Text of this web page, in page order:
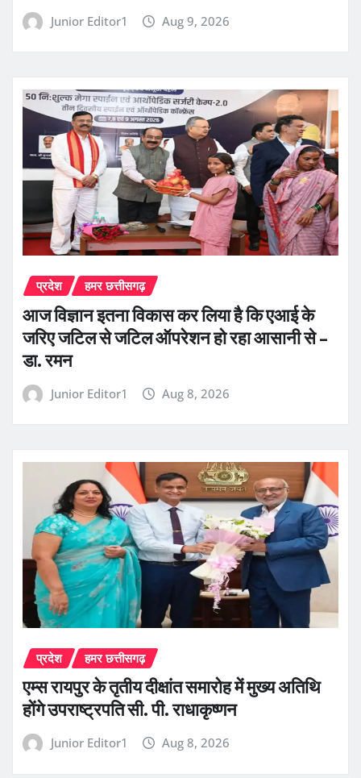
Junior Editor1 Aug 9, 2026
प्रदेश हमर छत्तीसगढ़
आज विज्ञान इतना विकास कर लिया है कि एआई के
जरिए जटिल से जटिल ऑपरेशन हो रहा आसानी से –
डा. रमन
Junior Editor1 Aug 8, 2026
प्रदेश हमर छत्तीसगढ़
एम्स रायपुर के तृतीय दीक्षांत समारोह में मुख्य अतिथि
होंगे उपराष्ट्रपति सी. पी. राधाकृष्णन
Junior Editor1 Aug 8, 2026